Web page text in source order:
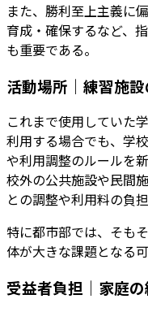
また、勝利至上主義に
育成・確保するなど、
も重要である。
活動場所｜練習施
これまで使用していた
利用する場合でも、学
や利用調整のルールを
校外の公共施設や民間
との調整や利用料の負
特に都市部では、そも
体が大きな課題となる
受益者負担｜家庭